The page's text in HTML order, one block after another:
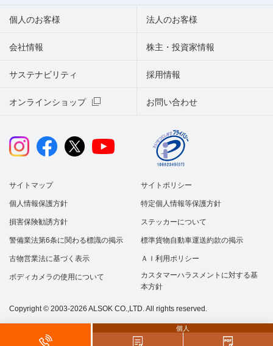
個人
個人のお客様 法人のお客様
会社情報 株主・投資家情報
サステナビリティ
オンラインショップ お問い合わせ
採用情報
サイトマップ サイトポリシー
個人情報保護方針 特定個人情報等保護方針
損害保険勧誘方針 ステッカーについて
警備業法第6条に関わる標識の掲示 標準貨物自動車運送約款の掲示
古物営業法に基づく表示 ＡＩ利用ポリシー
ボディカメラの使用について
カスタマーハラスメントに対する基
本方針
Copyright © 2003-2026 ALSOK CO.,LTD. All rights reserved.